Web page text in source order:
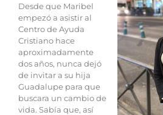
Desde que Maribel
empezó a asistir al
Centro de Ayuda
Cristiano hace
aproximadamente
dos años, nunca dejó
de invitar a su hija
Guadalupe para que
buscara un cambio de
vida. Sabía que, así